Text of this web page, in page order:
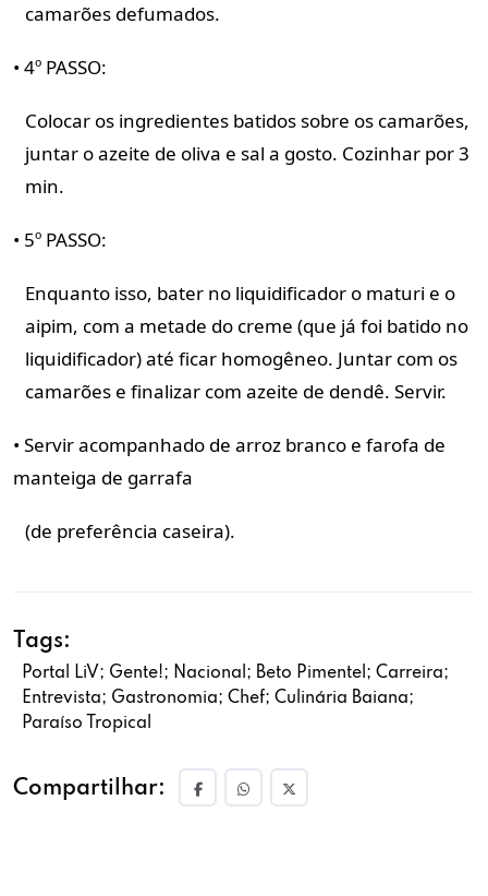
camarões defumados.
• 4º PASSO:
Colocar os ingredientes batidos sobre os camarões,
juntar o azeite de oliva e sal a gosto. Cozinhar por 3
min.
• 5º PASSO:
Enquanto isso, bater no liquidificador o maturi e o
aipim, com a metade do creme (que já foi batido no
liquidificador) até ficar homogêneo. Juntar com os
camarões e finalizar com azeite de dendê. Servir.
• Servir acompanhado de arroz branco e farofa de
manteiga de garrafa
(de preferência caseira).
Tags:
Portal LiV; Gente!; Nacional; Beto Pimentel; Carreira;
Entrevista; Gastronomia; Chef; Culinária Baiana;
Paraíso Tropical
Compartilhar: